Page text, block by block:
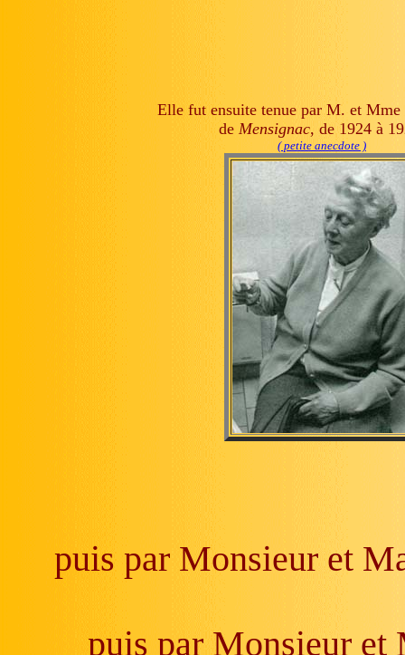
Elle fut ensuite tenue par M. et Mme
de Mensignac, de 1924 à
( petite anecdote )
puis par Monsieur et
puis par Monsieur et